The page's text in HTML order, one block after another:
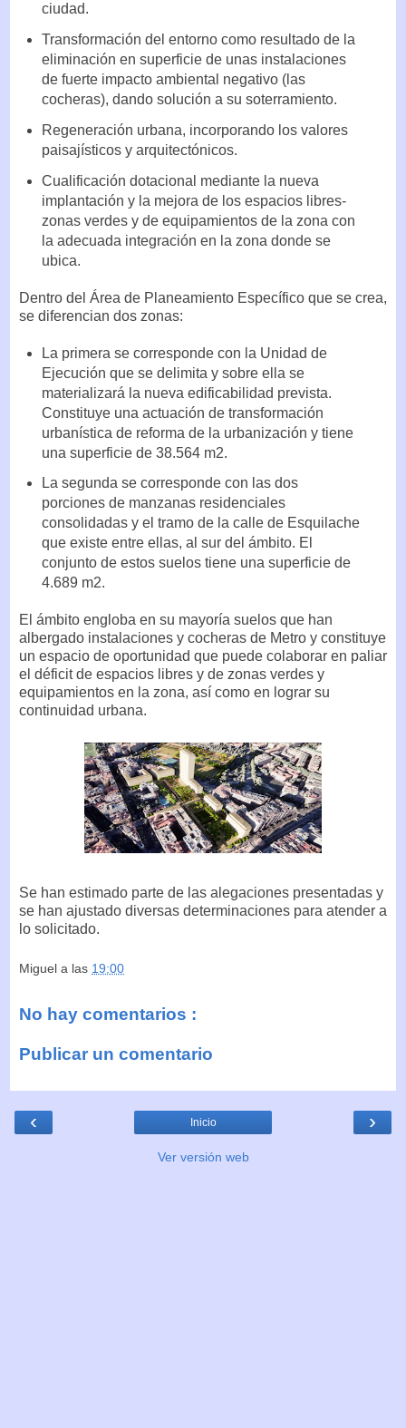
ciudad.
Transformación del entorno como resultado de la
eliminación en superficie de unas instalaciones
de fuerte impacto ambiental negativo (las
cocheras), dando solución a su soterramiento.
Regeneración urbana, incorporando los valores
paisajísticos y arquitectónicos.
Cualificación dotacional mediante la nueva
implantación y la mejora de los espacios libres-
zonas verdes y de equipamientos de la zona con
la adecuada integración en la zona donde se
ubica.
Dentro del Área de Planeamiento Específico que se crea,
se diferencian dos zonas:
La primera se corresponde con la Unidad de
Ejecución que se delimita y sobre ella se
materializará la nueva edificabilidad prevista.
Constituye una actuación de transformación
urbanística de reforma de la urbanización y tiene
una superficie de 38.564 m2.
La segunda se corresponde con las dos
porciones de manzanas residenciales
consolidadas y el tramo de la calle de Esquilache
que existe entre ellas, al sur del ámbito. El
conjunto de estos suelos tiene una superficie de
4.689 m2.
El ámbito engloba en su mayoría suelos que han
albergado instalaciones y cocheras de Metro y constituye
un espacio de oportunidad que puede colaborar en paliar
el déficit de espacios libres y de zonas verdes y
equipamientos en la zona, así como en lograr su
continuidad urbana.
Se han estimado parte de las alegaciones presentadas y
se han ajustado diversas determinaciones para atender a
lo solicitado.
Miguel a las 19:00
No hay comentarios :
Publicar un comentario
‹ ›
Inicio
Ver versión web